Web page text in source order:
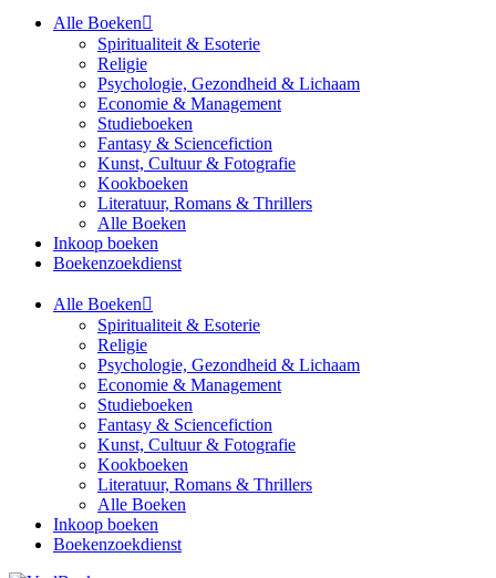
Alle Boeken
Spiritualiteit & Esoterie
Religie
Psychologie, Gezondheid & Lichaam
Economie & Management
Studieboeken
Fantasy & Sciencefiction
Kunst, Cultuur & Fotografie
Kookboeken
Literatuur, Romans & Thrillers
Alle Boeken
Inkoop boeken
Boekenzoekdienst
Alle Boeken
Spiritualiteit & Esoterie
Religie
Psychologie, Gezondheid & Lichaam
Economie & Management
Studieboeken
Fantasy & Sciencefiction
Kunst, Cultuur & Fotografie
Kookboeken
Literatuur, Romans & Thrillers
Alle Boeken
Inkoop boeken
Boekenzoekdienst